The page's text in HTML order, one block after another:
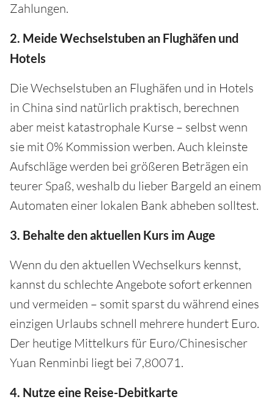
Zahlungen.
2. Meide Wechselstuben an Flughäfen und
Hotels
Die Wechselstuben an Flughäfen und in Hotels
in China sind natürlich praktisch, berechnen
aber meist katastrophale Kurse – selbst wenn
sie mit 0% Kommission werben. Auch kleinste
Aufschläge werden bei größeren Beträgen ein
teurer Spaß, weshalb du lieber Bargeld an einem
Automaten einer lokalen Bank abheben solltest.
3. Behalte den aktuellen Kurs im Auge
Wenn du den aktuellen Wechselkurs kennst,
kannst du schlechte Angebote sofort erkennen
und vermeiden – somit sparst du während eines
einzigen Urlaubs schnell mehrere hundert Euro.
Der heutige Mittelkurs für Euro/Chinesischer
Yuan Renminbi liegt bei 7,80071.
4. Nutze eine Reise-Debitkarte